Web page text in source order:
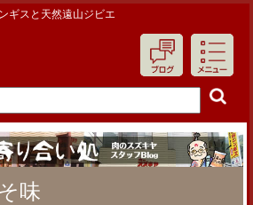
ギスと天然遠山ジビエ
味